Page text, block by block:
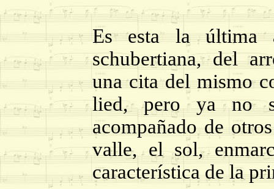
Es esta la última
schubertiana, del
una cita del mismo
lied, pero ya no
acompañado de
valle, el sol,
característica de la